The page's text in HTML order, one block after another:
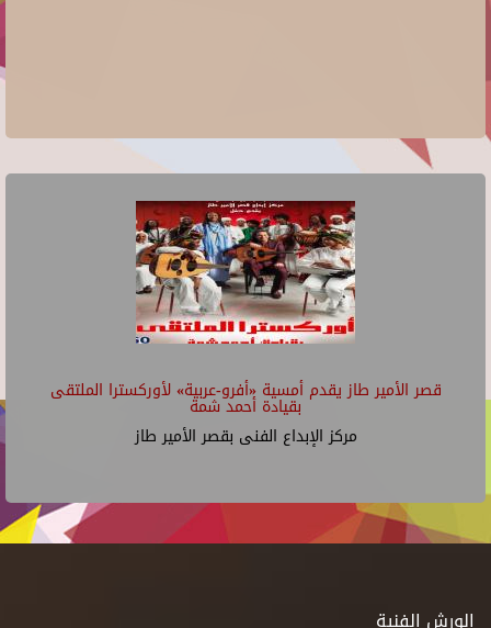
قصر الأمير طاز يقدم أمسية «أفرو-عربية» لأوركسترا الملتقى
بقيادة أحمد شمة
مركز الإبداع الفنى بقصر الأمير طاز
الورش الفنية